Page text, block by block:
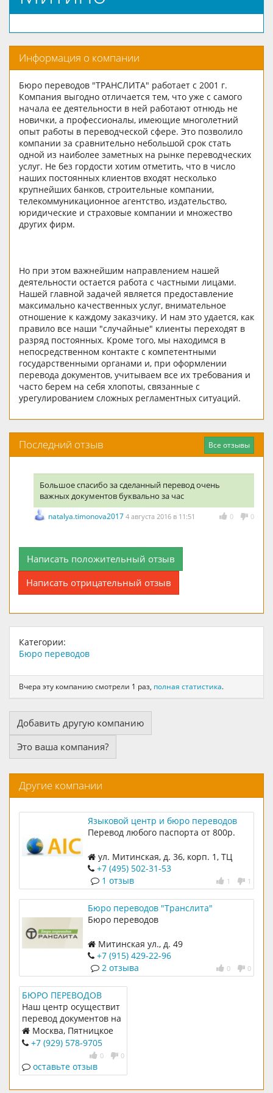
Информация о компании
Бюро переводов "ТРАНСЛИТА" работает с 2001 г.
Компания выгодно отличается тем, что уже с самого
начала ее деятельности в ней работают отнюдь не
новички, а профессионалы, имеющие многолетний
опыт работы в переводческой сфере. Это позволило
компании за сравнительно небольшой срок стать
одной из наиболее заметных на рынке переводческих
услуг. Не без гордости хотим отметить, что в число
наших постоянных клиентов входят несколько
крупнейших банков, строительные компании,
телекоммуникационное агентство, издательство,
юридические и страховые компании и множество
других фирм.
Но при этом важнейшим направлением нашей
деятельности остается работа с частными лицами.
Нашей главной задачей является предоставление
максимально качественных услуг, внимательное
отношение к каждому заказчику. И нам это удается, как
правило все наши "случайные" клиенты переходят в
разряд постоянных. Кроме того, мы находимся в
непосредственном контакте с компетентными
государственными органами и, при оформлении
перевода документов, учитываем все их требования и
часто берем на себя хлопоты, связанные с
урегулированием сложных регламентных ситуаций.
Все отзывы
Последний отзыв
Большое спасибо за сделанный перевод очень
важных документов буквально за час
0 0
natalya.timonova2017 4 августа 2016 в 11:51
Написать положительный отзыв
Написать отрицательный отзыв
Категории:
Бюро переводов
Вчера эту компанию смотрели 1 раз, полная статистика.
Добавить другую компанию
Это ваша компания?
Другие компании
Языковой центр и бюро переводов
"AIC"
Перевод любого паспорта от 800р.
ул. Митинская, д. 36, корп. 1, ТЦ
КОВЧЕГ, офис 423, 421
+7 (495) 502-31-53
1 1
1 отзыв
Бюро переводов "Транслита"
Бюро переводов
Митинская ул., д. 49
+7 (915) 429-22-96
0 0
2 отзыва
БЮРО ПЕРЕВОДОВ
Наш центр осуществит
перевод документов на
любой из известных
языков в самые
Москва, Пятницкое
шоссе, д.27, корп.1
+7 (929) 578-9705
0 0
оставьте отзыв